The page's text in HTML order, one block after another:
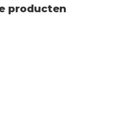
producten